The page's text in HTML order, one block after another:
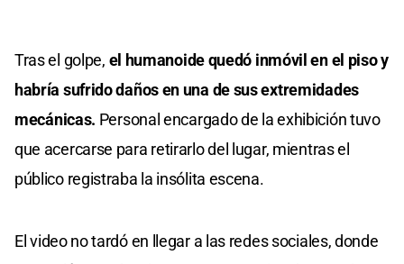
Tras el golpe, el humanoide quedó inmóvil en el piso y
habría sufrido daños en una de sus extremidades
mecánicas. Personal encargado de la exhibición tuvo
que acercarse para retirarlo del lugar, mientras el
público registraba la insólita escena.
El video no tardó en llegar a las redes sociales, donde